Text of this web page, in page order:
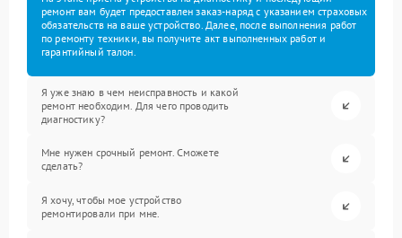
ремонт вам будет предоставлен заказ-наряд с указанием страховых
обязательств на ваше устройство. Далее, после выполнения работ
по ремонту техники, вы получите акт выполненных работ и
гарантийный талон.
Я уже знаю в чем неисправность и какой
ремонт необходим. Для чего проводить
диагностику?
Мне нужен срочный ремонт. Сможете
сделать?
Я хочу, чтобы мое устройство
ремонтировали при мне.